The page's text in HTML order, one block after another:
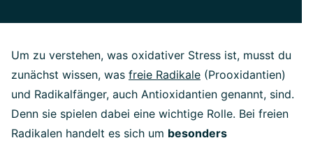
Um zu verstehen, was oxidativer Stress ist, musst du
zunächst wissen, was freie Radikale (Prooxidantien)
und Radikalfänger, auch Antioxidantien genannt, sind.
Denn sie spielen dabei eine wichtige Rolle. Bei freien
Radikalen handelt es sich um besonders